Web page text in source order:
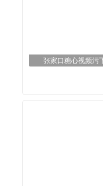
张家口糖心视频污